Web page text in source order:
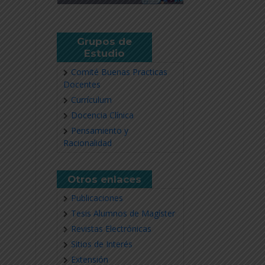
Grupos de
Estudio
Comité Buenas Practicas
Docentes
Currículum
Docencia Clínica
Pensamiento y
Racionalidad
Otros enlaces
Publicaciones
Tesis Alumnos de Magíster
Revistas Electrónicas
Sitios de Interés
Extensión